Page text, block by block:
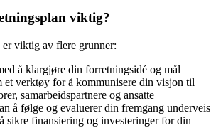
viktig?
viktig av flere grunner:
å klargjøre din forretningsidé og mål
et verktøy for å kommunisere din visjon til
samarbeidspartnere og ansatte
å følge og evaluerer din fremgang underveis
sikre finansiering og investeringer for din